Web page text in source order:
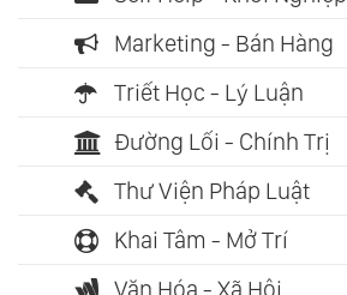
Marketing - Bán Hàng
Triết Học - Lý Luận
Đường Lối - Chính Trị
Thư Viện Pháp Luật
Khai Tâm - Mở Trí
Văn Hóa - Xã Hội